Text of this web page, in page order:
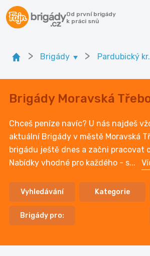
Od první brigády
k práci snů
> Brigády > Pardubický kr.
Brigády Moravská
Chceš peníze navíc? U nás najdeš
aktuální Brigády v městě Moravská
brigádu ještě dnes a začni pracovat
Nabídky vhodné pro každého - s...
Vyhledávání Kategorie
Brigády pro: